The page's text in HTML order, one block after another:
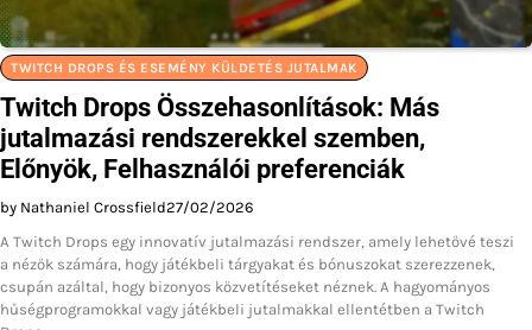
TWITCH DROPS ÉS ESEMÉNY KÜLDETÉS JUTALMAK
Twitch Drops Összehasonlítások: Más
jutalmazási rendszerekkel szemben,
Előnyök, Felhasználói preferenciák
by Nathaniel Crossfield27/02/2026
A Twitch Drops egy innovatív jutalmazási rendszer, amely lehetővé teszi
a nézők számára, hogy játékbeli tárgyakat és bónuszokat szerezzenek,
csupán azáltal, hogy bizonyos közvetítéseket néznek. A hagyományos
hűségprogramokkal vagy játékbeli jutalmakkal ellentétben a Twitch